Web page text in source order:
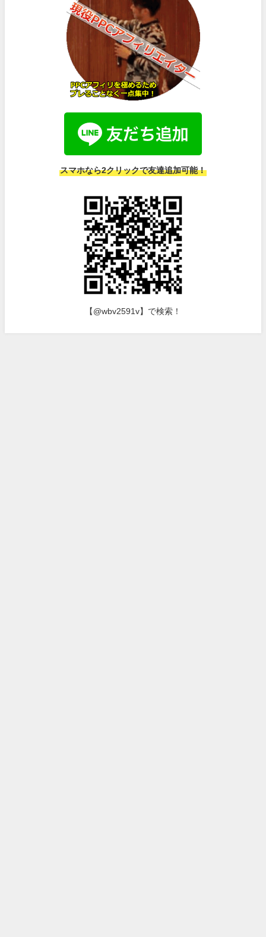
スマホなら2クリックで友達追加可能！
【@wbv2591v】で検索！